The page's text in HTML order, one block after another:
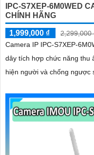
IPC-S7XEP-6M0WED
CHÍNH HÃNG
1,999,000 ₫
2,299,000
Camera IP IPC-S7XEP-
dây tích hợp chức năng thu